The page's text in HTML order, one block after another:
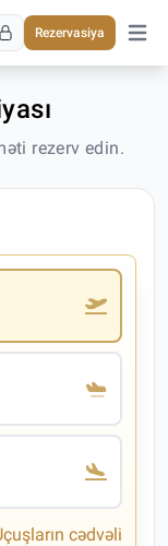
Rezervasiya
Əsas
rezerv edin.
cədvəli